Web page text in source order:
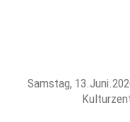
Samstag,